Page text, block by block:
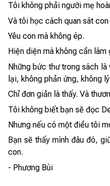
Tôi không phải người mẹ
Và tôi học cách quan sát
Yêu con mà không ép.
Hiện diện mà không cần làm
Những bức thư trong sách
lại, không phản ứng, không
Chỉ đơn giản là thấy. Và
Tôi không biết bạn sẽ đọc
Nhưng nếu có một điều tôi
Bạn sẽ thấy mình đâu đó,
con.
- Phương Bùi